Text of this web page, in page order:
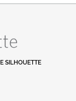
SILHOUETTE